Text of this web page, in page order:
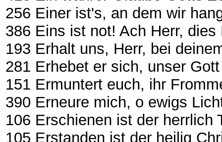
256 Einer ist's, an dem wir
386 Eins ist not! Ach Herr,
193 Erhalt uns, Herr, bei
281 Erhebet er sich, unser
151 Ermuntert euch, ihr
390 Erneure mich, o ewigs
106 Erschienen ist der
105 Erstanden ist der heilig